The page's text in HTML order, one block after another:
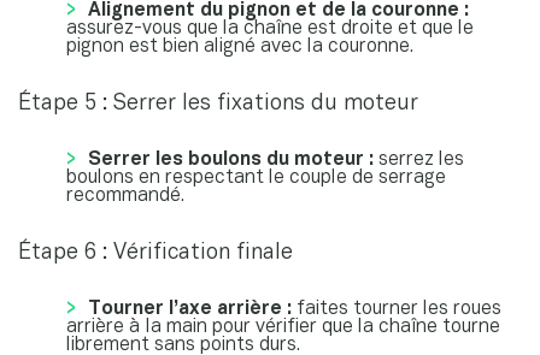
Alignement du pignon et de la couronne :
assurez-vous que la chaîne est droite et que le
pignon est bien aligné avec la couronne.
Étape 5 : Serrer les fixations du moteur
Serrer les boulons du moteur : serrez les
boulons en respectant le couple de serrage
recommandé.
Étape 6 : Vérification finale
Tourner l’axe arrière : faites tourner les roues
arrière à la main pour vérifier que la chaîne tourne
librement sans points durs.